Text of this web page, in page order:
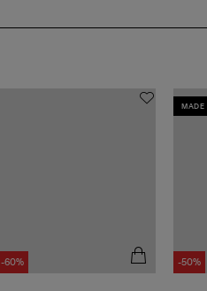
-60%
MADE
-50%